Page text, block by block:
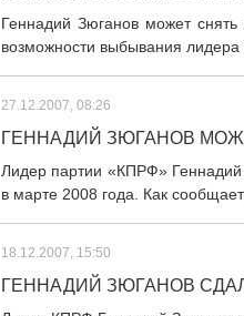
Геннадий Зюганов может
возможности выбывания лидера
27.12.2007, 08:26
ГЕННАДИЙ ЗЮГАНОВ
Лидер партии «КПРФ» Геннадий
в марте 2008 года. Как
18.12.2007, 15:50
ГЕННАДИЙ ЗЮГАНОВ